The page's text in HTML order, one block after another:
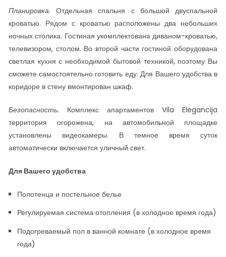
Планировка. Отдельная спальня с большой двуспальной
кроватью. Рядом с кроватью расположены два небольших
ночных столика. Гостиная укомплектована диваном-кроватью,
телевизором, столом. Во второй части гостиной оборудована
светлая кухня с необходимой бытовой техникой, поэтому Вы
сможете самостоятельно готовить еду. Для Вашего удобства в
коридоре в стену вмонтирован шкаф.
Безопасность. Комплекс апартаментов Vila Elegancija
территория огорожена, на автомобильной площадке
установлены видеокамеры. В темное время суток
автоматически включается уличный свет.
Для Вашего удобства
Полотенца и постельное белье
Регулируемая система отопления (в холодное время года)
Подогреваемый пол в ванной комнате (в холодное время
года)